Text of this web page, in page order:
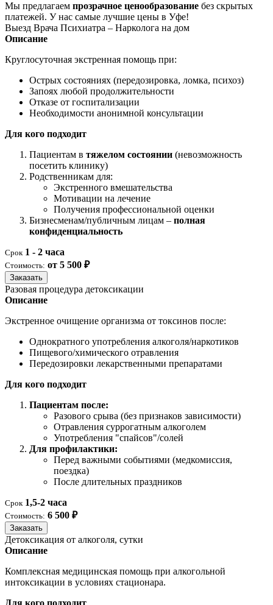
Мы предлагаем прозрачное ценообразование без скрытых
платежей. У нас самые лучшие цены в Уфе!
Выезд Врача Психиатра – Нарколога на дом
Описание
Круглосуточная экстренная помощь при:
Острых состояниях (передозировка, ломка, психоз)
Запоях любой продолжительности
Отказе от госпитализации
Необходимости анонимной консультации
Для кого подходит
Пациентам в тяжелом состоянии (невозможность
посетить клинику)
Родственникам для:
Экстренного вмешательства
Мотивации на лечение
Получения профессиональной оценки
Бизнесменам/публичным лицам – полная
конфиденциальность
Срок 1 - 2 часа
Стоимость: от 5 500 ₽
Заказать
Разовая процедура детоксикации
Описание
Экстренное очищение организма от токсинов после:
Однократного употребления алкоголя/наркотиков
Пищевого/химического отравления
Передозировки лекарственными препаратами
Для кого подходит
Пациентам после:
Разового срыва (без признаков зависимости)
Отравления суррогатным алкоголем
Употребления "спайсов"/солей
Для профилактики:
Перед важными событиями (медкомиссия,
поездка)
После длительных праздников
Срок 1,5-2 часа
Стоимость: 6 500 ₽
Заказать
Детоксикация от алкоголя, сутки
Описание
Комплексная медицинская помощь при алкогольной
интоксикации в условиях стационара.